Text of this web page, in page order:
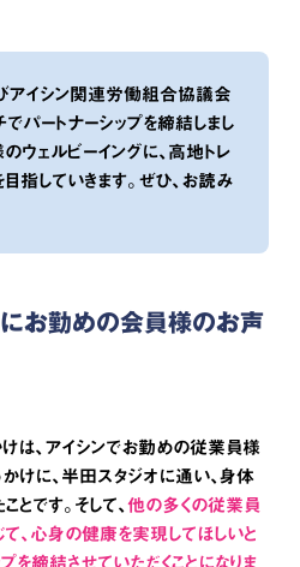
アイシン関連労働組合協議会
パートナーシップを締結しまし
ウェルビーイングに、高地トレ
指していきます。ぜひ、お読み
お勤めの会員様のお声
けは、アイシンでお勤めの従業員様
けに、半田スタジオに通い、身体
です。そして、 他の多くの従業員
、心身の健康を実現してほしいと
を締結させていただくことになりま